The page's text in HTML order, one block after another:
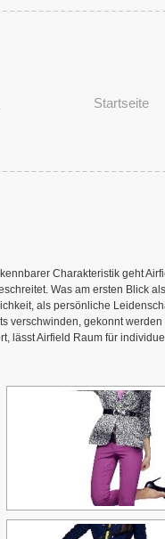
Startseite
Charakteristik geht
Was am ersten Blick
als persönliche
verschwinden, gekonnt
lässt Airfield Raum für